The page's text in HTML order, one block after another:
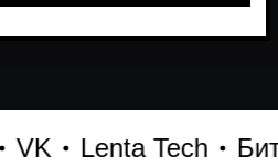
Lenta Tech